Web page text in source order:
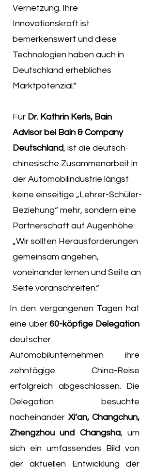
Vernetzung. Ihre
Innovationskraft ist
bemerkenswert und diese
Technologien haben auch in
Deutschland erhebliches
Marktpotenzial.“
Für Dr. Kathrin Kerls, Bain
Advisor bei Bain & Company
Deutschland, ist die deutsch-
chinesische Zusammenarbeit in
der Automobilindustrie längst
keine einseitige „Lehrer-Schüler-
Beziehung“ mehr, sondern eine
Partnerschaft auf Augenhöhe:
„Wir sollten Herausforderungen
gemeinsam angehen,
voneinander lernen und Seite an
Seite voranschreiten.“
In den vergangenen Tagen hat
eine über60-köpfige Delegation
deutscher
Automobilunternehmen ihre
zehntägige China-Reise
erfolgreich abgeschlossen. Die
Delegation besuchte
nacheinanderXi’an, Changchun,
Zhengzhou und Changsha, um
sich ein umfassendes Bild von
der aktuellen Entwicklung der